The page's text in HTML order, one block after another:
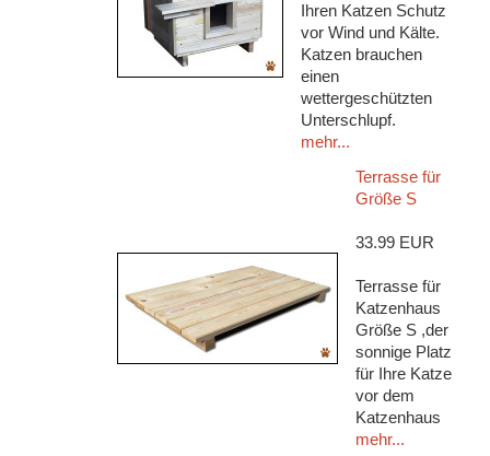
Ihren Katzen Schutz
vor Wind und Kälte.
Katzen brauchen
einen
wettergeschützten
Unterschlupf.
mehr...
Terrasse für
Größe S
33.99 EUR
Terrasse für
Katzenhaus
Größe S ,der
sonnige Platz
für Ihre Katze
vor dem
Katzenhaus
mehr...